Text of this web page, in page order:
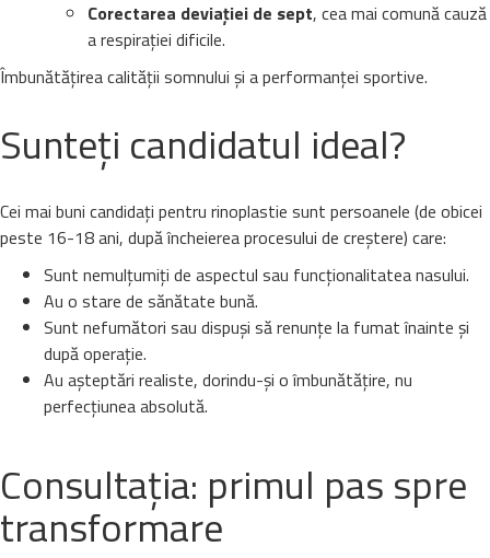
Corectarea deviației de sept, cea mai comună cauză
a respirației dificile.
Îmbunătățirea calității somnului și a performanței sportive.
Sunteți candidatul ideal?
Cei mai buni candidați pentru rinoplastie sunt persoanele (de obicei
peste 16-18 ani, după încheierea procesului de creștere) care:
Sunt nemulțumiți de aspectul sau funcționalitatea nasului.
Au o stare de sănătate bună.
Sunt nefumători sau dispuși să renunțe la fumat înainte și
după operație.
Au așteptări realiste, dorindu-și o îmbunătățire, nu
perfecțiunea absolută.
Consultația: primul pas spre
transformare